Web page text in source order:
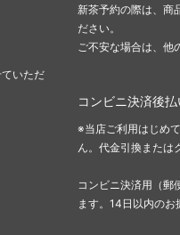
いただ
新茶予約の際は、商
ださい。
ご不安な場合は、他
コンビニ決済後払
※当店ご利用はじめ
ん。代金引換または
コンビニ決済用（郵
ます。14日以内のお